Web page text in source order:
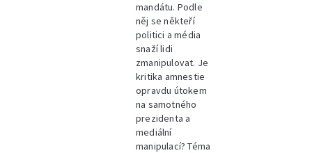
mandátu. Podle
něj se někteří
politici a média
snaží lidi
zmanipulovat. Je
kritika amnestie
opravdu útokem
na samotného
prezidenta a
mediální
manipulací? Téma